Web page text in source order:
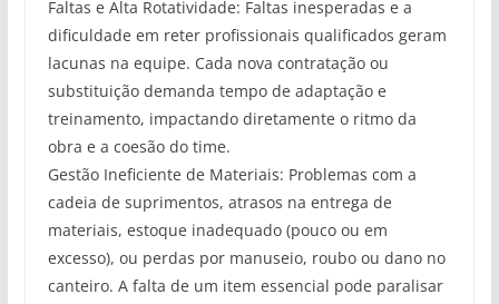
Faltas e Alta Rotatividade: Faltas inesperadas e a
dificuldade em reter profissionais qualificados geram
lacunas na equipe. Cada nova contratação ou
substituição demanda tempo de adaptação e
treinamento, impactando diretamente o ritmo da
obra e a coesão do time.
Gestão Ineficiente de Materiais: Problemas com a
cadeia de suprimentos, atrasos na entrega de
materiais, estoque inadequado (pouco ou em
excesso), ou perdas por manuseio, roubo ou dano no
canteiro. A falta de um item essencial pode paralisar